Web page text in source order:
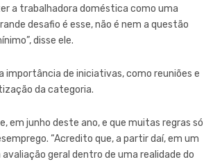
a trabalhadora doméstica como uma
desafio é esse, não é nem a questão
disse ele.
importância de iniciativas, como reuniões e
da categoria.
em junho deste ano, e que muitas regras só
“Acredito que, a partir daí, em um
geral dentro de uma realidade do